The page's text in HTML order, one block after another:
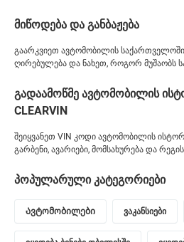
მიწოდება და განბაჟება
გაარკვიეთ ავტომობილის საქართველოში
ღირებულება და ნახეთ, როგორ მუშაობს
გადაამოწმე ავტომობილის
CLEARVIN
შეიყვანეთ VIN კოდი ავტომობილის
გარბენი, ავარიები, მომსახურება და
პოპულარული კატეგორიები
Ავტომობილები ვაკანსიები